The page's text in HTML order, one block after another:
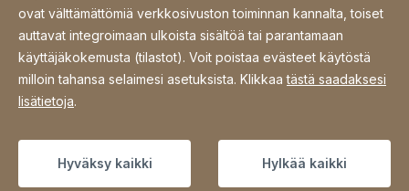
Sosiaalinen media
Site Web
[Website information]
Copyright © 2026
ovat välttämättömiä verkkosivuston toiminnan kannalta, toiset
auttavat integroimaan ulkoista sisältöä tai parantamaan
käyttäjäkokemusta (tilastot). Voit poistaa evästeet käytöstä
milloin tahansa selaimesi asetuksista. Klikkaatästä saadaksesi
lisätietoja.
Hyväksy kaikki Hylkää kaikki